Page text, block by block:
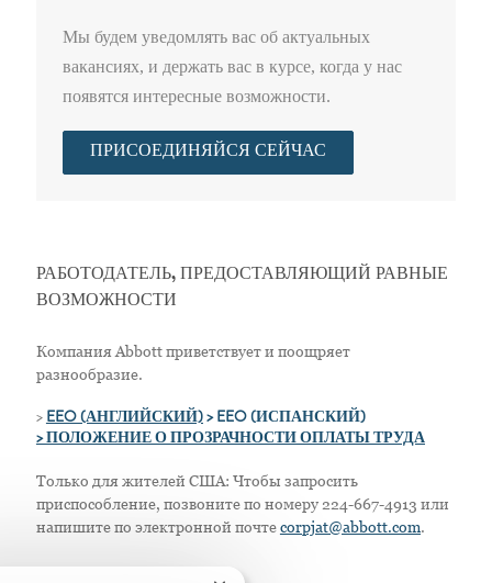
Мы будем уведомлять вас об актуальных
вакансиях, и держать вас в курсе, когда у нас
появятся интересные возможности.
ПРИСОЕДИНЯЙСЯ СЕЙЧАС
РАБОТОДАТЕЛЬ, ПРЕДОСТАВЛЯЮЩИЙ РАВНЫЕ
ВОЗМОЖНОСТИ
Компания Abbott приветствует и поощряет
разнообразие.
> EEO (АНГЛИЙСКИЙ)> EEO (ИСПАНСКИЙ)
> ПОЛОЖЕНИЕ О ПРОЗРАЧНОСТИ ОПЛАТЫ ТРУДА
Только для жителей США: Чтобы запросить
приспособление, позвоните по номеру 224-667-4913 или
напишите по электронной почтеcorpjat@abbott.com.